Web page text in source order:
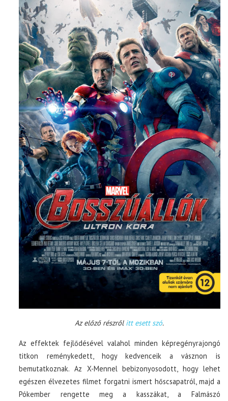
PÓLÓ RENDELÉS
Az előző részről itt esett szó.
Az effektek fejlődésével valahol minden képregényrajongó
titkon reménykedett, hogy kedvenceik a vásznon is
bemutatkoznak. Az X-Mennel bebizonyosodott, hogy lehet
egészen élvezetes filmet forgatni ismert hőscsapatról, majd a
Pókember rengette meg a kasszákat, a Falmászó